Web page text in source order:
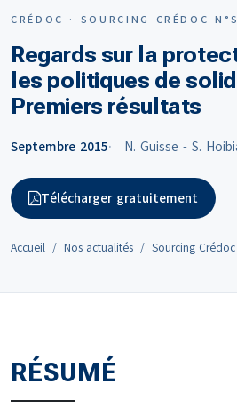
CRÉDOC · SOURCING CRÉDOC
Regards sur la
les politiques de
Premiers résultats
Septembre 2015 N. Guisse - S.
Télécharger gratuitement
Accueil Nos actualités Sourcing Crédoc
RÉSUMÉ